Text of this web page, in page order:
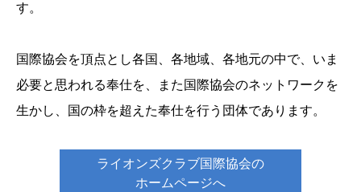
す。
国際協会を頂点とし各国、各地域、各地元の中で、いま
必要と思われる奉仕を、また国際協会のネットワークを
生かし、国の枠を超えた奉仕を行う団体であります。
ライオンズクラブ国際協会の
ホームページへ